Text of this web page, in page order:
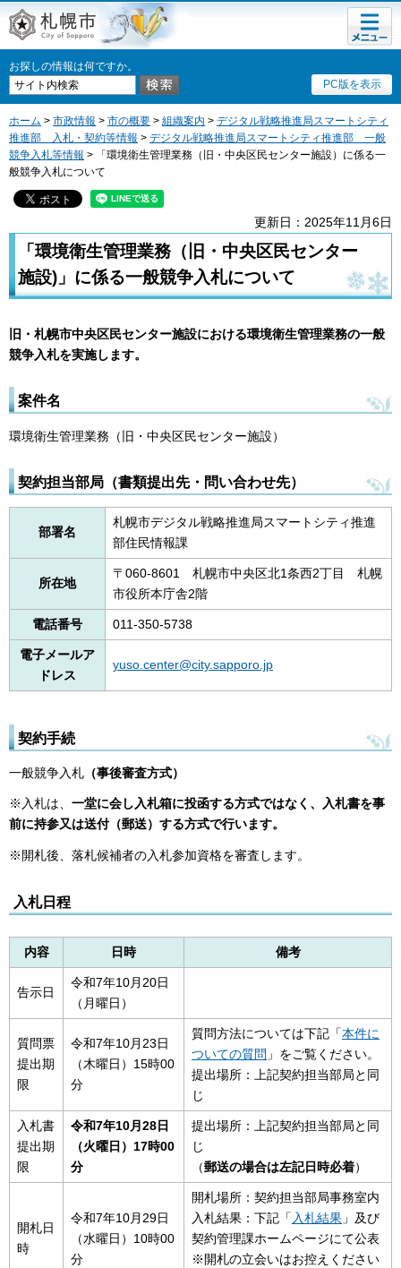
札幌市
お探しの情報は何ですか。
PC版を表示
メニュ
ー
ホーム > 市政情報 > 市の概要 > 組織案内 > デジタル戦略推進局スマートシティ
推進部 入札・契約等情報 > デジタル戦略推進局スマートシティ推進部 一般
競争入札等情報 > 「環境衛生管理業務（旧・中央区民センター施設）に係る一
般競争入札について
更新日：2025年11月6日
「環境衛生管理業務（旧・中央区民センター
施設)」に係る一般競争入札について
旧・札幌市中央区民センター施設における環境衛生管理業務の一般
競争入札を実施します。
案件名
環境衛生管理業務（旧・中央区民センター施設）
契約担当部局（書類提出先・問い合わせ先）
部署名
札幌市デジタル戦略推進局スマートシティ推進
部住民情報課
所在地
〒060-8601 札幌市中央区北1条西2丁目 札幌
市役所本庁舎2階
電話番号 011-350-5738
電子メールア
ドレス
yuso.center@city.sapporo.jp
契約手続
一般競争入札 （事後審査方式）
※入札は、 一堂に会し入札箱に投函する方式ではなく、入札書を事
前に持参又は送付（郵送）する方式で行います。
※開札後、落札候補者の入札参加資格を審査します。
入札日程
内容 日時 備考
告示日
令和7年10月20日
（月曜日）
質問票
提出期
限
令和7年10月23日
（木曜日）15時00
分
質問方法については下記「本件に
ついての質問 」をご覧ください。
提出場所：上記契約担当部局と同
じ
入札書
提出期
限
令和7年10月28日
（火曜日）17時00
分
提出場所：上記契約担当部局と同
じ
（郵送の場合は左記日時必着）
開札日
時
令和7年10月29日
（水曜日）10時00
分
開札場所：契約担当部局事務室内
入札結果：下記「 入札結果 」及び
契約管理課ホームページにて公表
※開札の立会いはお控えください